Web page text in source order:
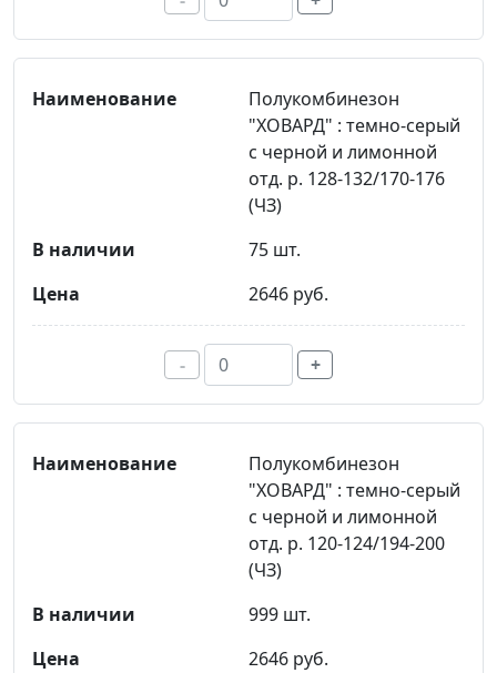
Полукомбинезон
"ХОВАРД" : темно-серый
с черной и лимонной
отд. р. 128-132/170-176
(ЧЗ)
75 шт.
2646 руб.
- +
Полукомбинезон
"ХОВАРД" : темно-серый
с черной и лимонной
отд. р. 120-124/194-200
(ЧЗ)
999 шт.
2646 руб.